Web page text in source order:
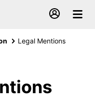
Legal Mentions